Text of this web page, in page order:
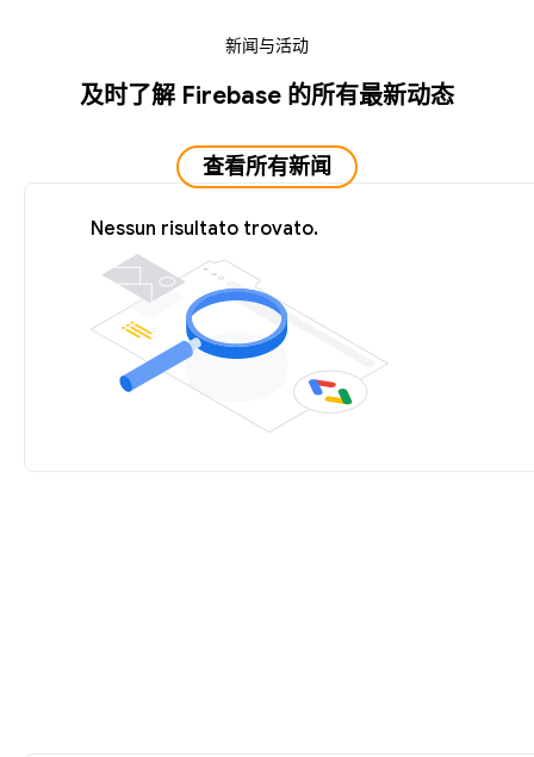
新闻与活动
及时了解 Firebase 的所有最新动态
查看所有新闻
Nessun risultato trovato.